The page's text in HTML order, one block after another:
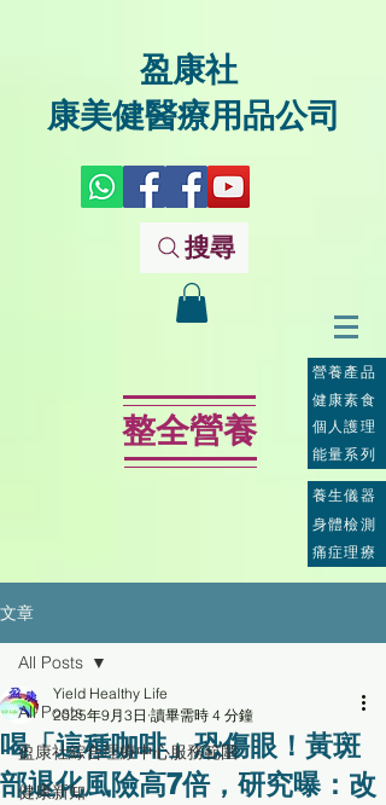
盈康社
康美健醫療用品公司
搜尋
整全營養
營養產品
個人護理
能量系列
健康素食
養生儀器
身體檢測
痛症理療
文章
All Posts
盈康社綜合理療中心服務範圍
健康新知
All Posts
喝「這種咖啡」恐傷眼！黃斑
部退化風險高7倍，研究曝：改
Yield Healthy Life
2025年9月3日 讀畢需時 4 分鐘